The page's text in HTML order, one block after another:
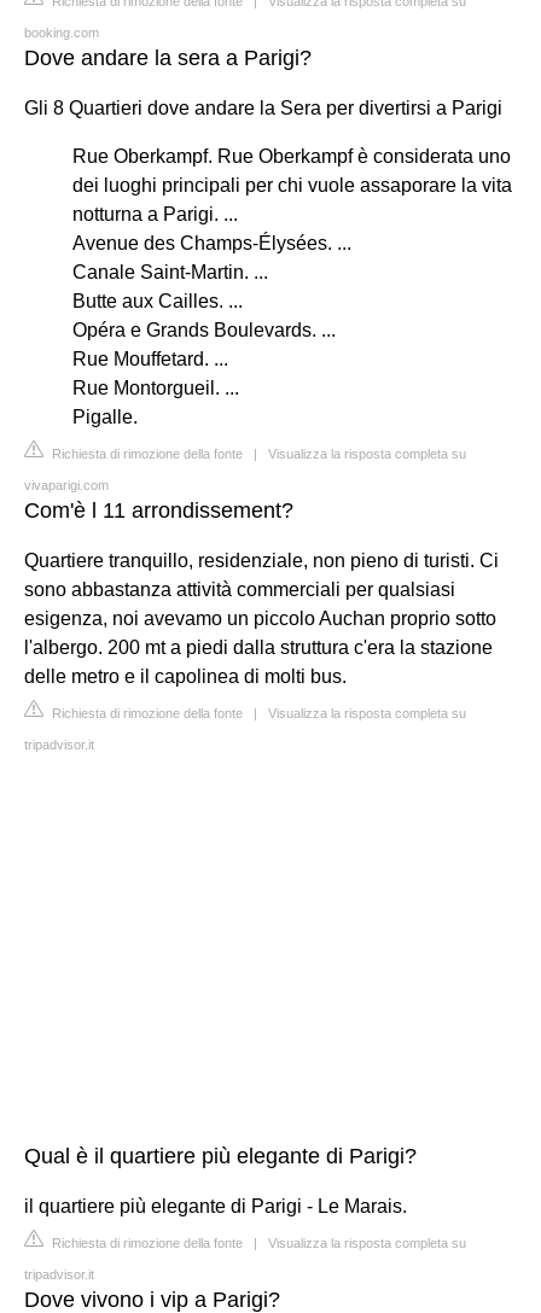
booking.com
Dove andare la sera a Parigi?
Gli 8 Quartieri dove andare la Sera per divertirsi a Parigi
Rue Oberkampf. Rue Oberkampf è considerata uno
dei luoghi principali per chi vuole assaporare la vita
notturna a Parigi. ...
Avenue des Champs-Élysées. ...
Canale Saint-Martin. ...
Butte aux Cailles. ...
Opéra e Grands Boulevards. ...
Rue Mouffetard. ...
Rue Montorgueil. ...
Pigalle.
Richiesta di rimozione della fonte | Visualizza la risposta completa su
vivaparigi.com
Com'è l 11 arrondissement?
Quartiere tranquillo, residenziale, non pieno di turisti. Ci
sono abbastanza attività commerciali per qualsiasi
esigenza, noi avevamo un piccolo Auchan proprio sotto
l'albergo. 200 mt a piedi dalla struttura c'era la stazione
delle metro e il capolinea di molti bus.
Richiesta di rimozione della fonte | Visualizza la risposta completa su
tripadvisor.it
Qual è il quartiere più elegante di Parigi?
il quartiere più elegante di Parigi - Le Marais.
Richiesta di rimozione della fonte | Visualizza la risposta completa su
tripadvisor.it
Dove vivono i vip a Parigi?